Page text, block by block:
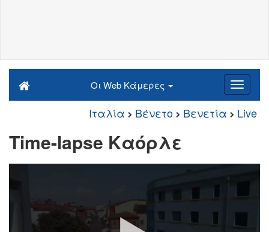
Οι Web Κάμερες
Ιταλία Βένετο Βενετία Live
Time-lapse Καόρλε